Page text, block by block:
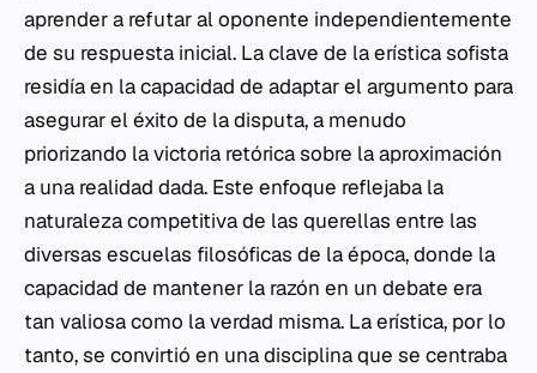
aprender a refutar al oponente independientemente
de su respuesta inicial. La clave de la erística sofista
residía en la capacidad de adaptar el argumento para
asegurar el éxito de la disputa, a menudo
priorizando la victoria retórica sobre la aproximación
a una realidad dada. Este enfoque reflejaba la
naturaleza competitiva de las querellas entre las
diversas escuelas filosóficas de la época, donde la
capacidad de mantener la razón en un debate era
tan valiosa como la verdad misma. La erística, por lo
tanto, se convirtió en una disciplina que se centraba